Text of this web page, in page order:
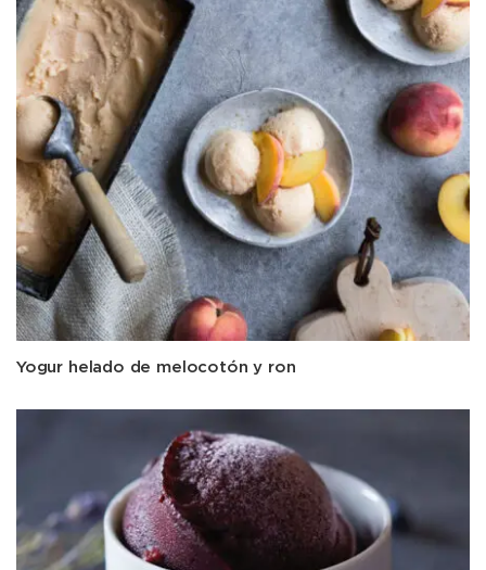
Yogur helado de melocotón y ron